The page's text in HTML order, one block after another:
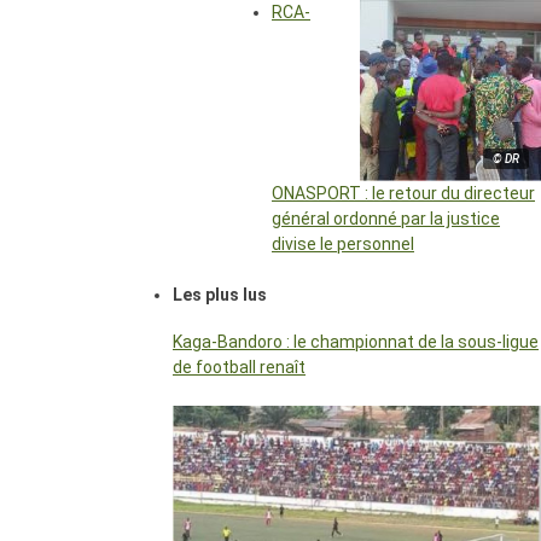
© DR
RCA-
ONASPORT : le retour du directeur
général ordonné par la justice
divise le personnel
Les plus lus
Kaga-Bandoro : le championnat de la sous-ligue
de football renaît